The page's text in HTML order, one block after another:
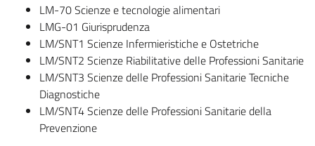
LM-70 Scienze e tecnologie alimentari
LMG-01 Giurisprudenza
LM/SNT1 Scienze Infermieristiche e Ostetriche
LM/SNT2 Scienze Riabilitative delle Professioni Sanitarie
LM/SNT3 Scienze delle Professioni Sanitarie Tecniche
Diagnostiche
LM/SNT4 Scienze delle Professioni Sanitarie della
Prevenzione